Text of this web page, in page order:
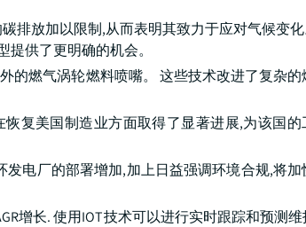
排放加以限制,从而表明其致力于应对气候变
供了更明确的机会。
的燃气涡轮燃料喷嘴。 这些技术改进了复杂
复美国制造业方面取得了显著进展,为该国
电厂的部署增加,加上日益强调环境合规,将
增长. 使用IOT技术可以进行实时跟踪和预测